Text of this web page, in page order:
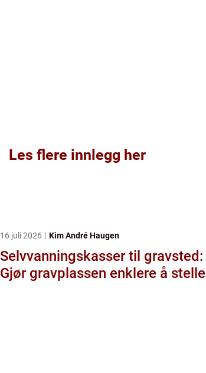
Les flere innlegg her
16 juli 2026 Kim André Haugen
Selvvanningskasser til gravsted:
Gjør gravplassen enklere å stelle